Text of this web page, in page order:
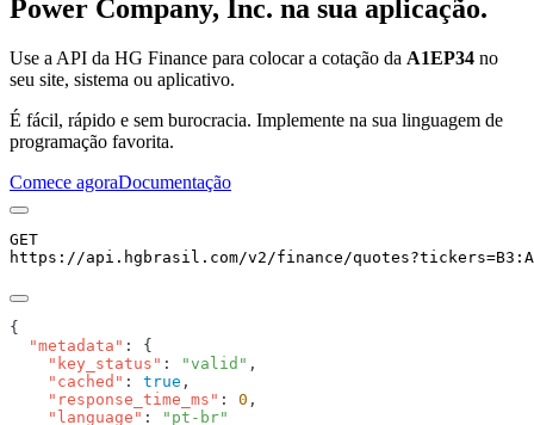
Power Company, Inc. na sua aplicação.
Use a API da HG Finance para colocar a cotação da A1EP34 no
seu site, sistema ou aplicativo.
É fácil, rápido e sem burocracia. Implemente na sua linguagem de
programação favorita.
Comece agoraDocumentação
GET
https://api.hgbrasil.com/v2/finance/quotes?tickers=
  "metadata"
    "key_status"
: "valid"
    "cached"
: true
    "response_time_ms"
: 0
    "language"
: